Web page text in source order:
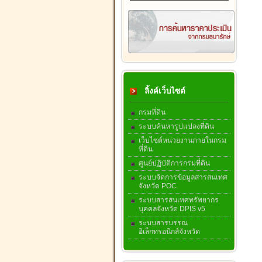
ลิ้งค์เว็บไซต์
กรมที่ดิน
ระบบค้นหารูปแปลงที่ดิน
เว็บไซต์หน่วยงานภายในกรม
ที่ดิน
ศูนย์ปฏิบัติการกรมที่ดิน
ระบบจัดการข้อมูลสารสนเทศ
จังหวัด POC
ระบบสารสนเทศทรัพยากร
บุคคลจังหวัด DPIS v5
ระบบสารบรรณ
อิเล็กทรอนิกส์จังหวัด